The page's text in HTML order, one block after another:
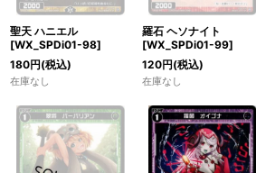
聖天 ハニエル
[WX_SPDi01-98]
180円(税込)
在庫なし
羅石 ヘソナイト
[WX_SPDi01-99]
120円(税込)
在庫なし